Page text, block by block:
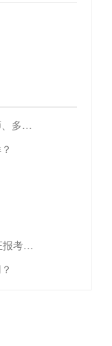
林州市我来告诉你应该去哪报考酒店经营管理师、多久可以下证
2021年安阳市美发师证有什么用、高级美发师证报考流程